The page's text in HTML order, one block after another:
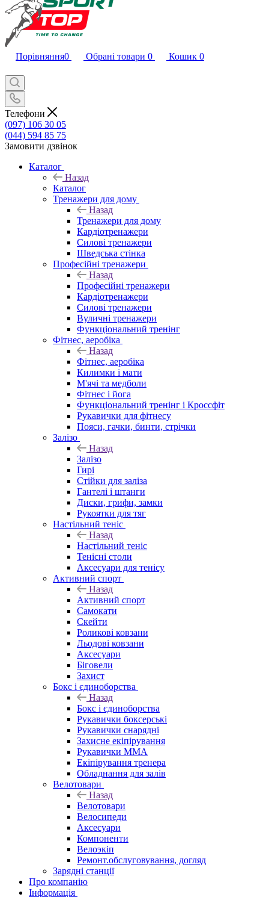
Порівняння0 Обрані товари 0 Кошик 0
Телефони
(097) 106 30 05
(044) 594 85 75
Замовити дзвінок
Каталог
Назад
Каталог
Тренажери для дому
Назад
Тренажери для дому
Кардіотренажери
Силові тренажери
Шведська стінка
Професійні тренажери
Назад
Професійні тренажери
Кардіотренажери
Силові тренажери
Вуличні тренажери
Функціональний тренінг
Фітнес, аеробіка
Назад
Фітнес, аеробіка
Килимки і мати
М'ячі та медболи
Фітнес і йога
Функціональний тренінг і Кроссфіт
Рукавички для фітнесу
Пояси, гачки, бинти, стрічки
Залізо
Назад
Залізо
Гирі
Стійки для заліза
Гантелі і штанги
Диски, грифи, замки
Рукоятки для тяг
Настільний теніс
Назад
Настільний теніс
Тенісні столи
Аксесуари для тенісу
Активний спорт
Назад
Активний спорт
Самокати
Скейти
Роликові ковзани
Льодові ковзани
Аксесуари
Біговели
Захист
Бокс і єдиноборства
Назад
Бокс і єдиноборства
Рукавички боксерські
Рукавички снарядні
Захисне екіпірування
Рукавички ММА
Екіпірування тренера
Обладнання для залів
Велотовари
Назад
Велотовари
Велосипеди
Аксесуари
Компоненти
Велоэкіп
Ремонт.обслуговування, догляд
Зарядні станції
Про компанію
Інформація